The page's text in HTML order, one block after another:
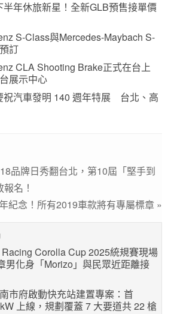
年休旅新星！全新GLB預售接單價
S-Class與Mercedes-Maybach S-
訂
CLA Shooting Brake正式在台上
展示中心
祝汽車發明 140 週年特展 台北、高
品牌日秀翻台北，第10屆「堅手到
名！
紀念！所有2019車款將有專屬標章 »
Racing Corolla Cup 2025統規賽現場
男化身「Morizo」與民眾近距離接
市府啟動快充站建置專案：首
上線，規劃覆蓋 7 大要道共 22 槍